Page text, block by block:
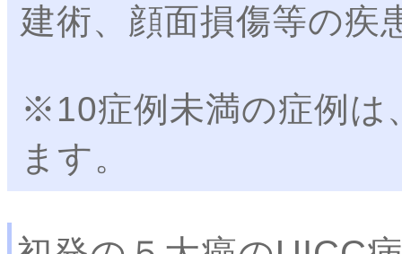
建術、顔面損傷等の疾
※10症例未満の症例は
ます。